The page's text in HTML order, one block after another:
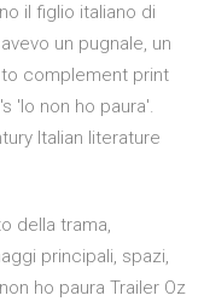
il figlio italiano di
un pugnale, un
complement print
'Io non ho paura'.
Italian literature
della trama,
principali, spazi,
ho paura Trailer Oz